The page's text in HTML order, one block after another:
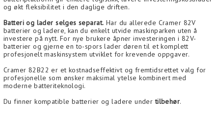
og økt fleksibilitet i den daglige driften.
Batteri og lader selges separat. Har du allerede Cramer 82V
batterier og ladere, kan du enkelt utvide maskinparken uten å
investere på nytt. For nye brukere åpner investeringen i 82V-
batterier og gjerne en to-spors lader døren til et komplett
profesjonelt maskinsystem utviklet for krevende oppgaver.
Cramer 82B22 er et kostnadseffektivt og fremtidsrettet valg for
profesjonelle som ønsker maksimal ytelse kombinert med
moderne batteriteknologi.
Du finner kompatible batterier og ladere undertilbehør.